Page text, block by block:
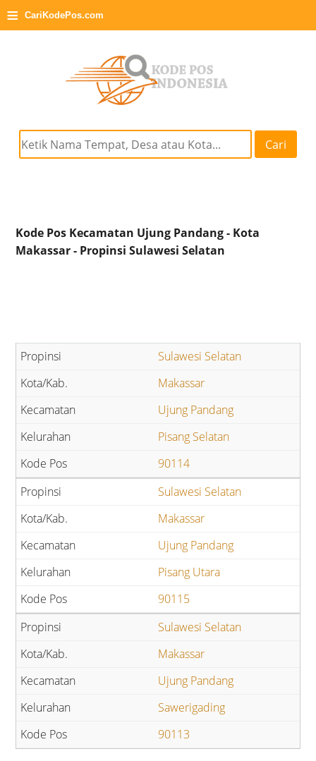
≡ CariKodePos.com
Cari
Kode Pos Kecamatan Ujung Pandang - Kota
Makassar - Propinsi Sulawesi Selatan
Sulawesi Selatan
Makassar
Ujung Pandang
Pisang Selatan
90114
Sulawesi Selatan
Makassar
Ujung Pandang
Pisang Utara
90115
Sulawesi Selatan
Makassar
Ujung Pandang
Sawerigading
90113